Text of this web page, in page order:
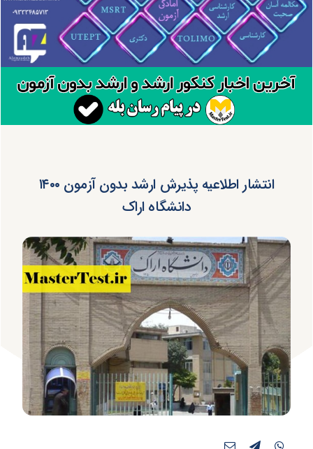
انتشار اطلاعیه پذیرش ارشد بدون آزمون ۱۴۰۰
دانشگاه اراک